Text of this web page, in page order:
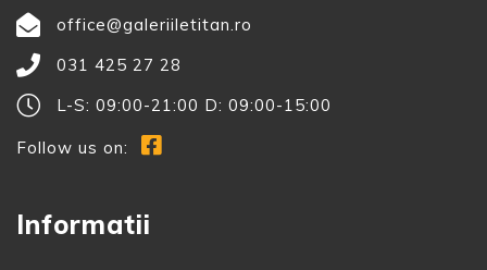
office@galeriiletitan.ro
031 425 27 28
L-S: 09:00-21:00 D: 09:00-15:00
Follow us on:
Informatii